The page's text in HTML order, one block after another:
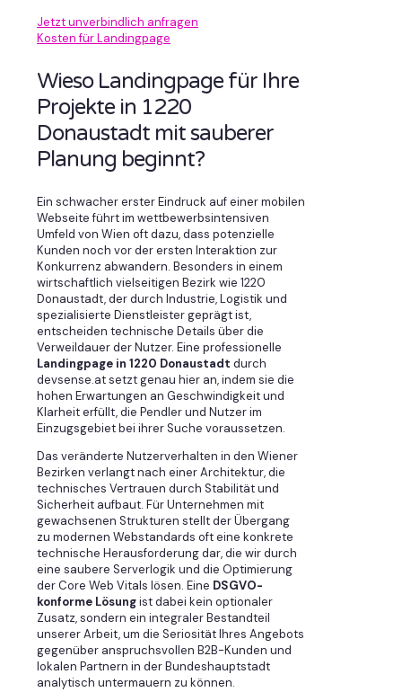
Jetzt unverbindlich anfragen
Kosten für Landingpage
Wieso Landingpage für Ihre
Projekte in 1220
Donaustadt mit sauberer
Planung beginnt?
Ein schwacher erster Eindruck auf einer mobilen
Webseite führt im wettbewerbsintensiven
Umfeld von Wien oft dazu, dass potenzielle
Kunden noch vor der ersten Interaktion zur
Konkurrenz abwandern. Besonders in einem
wirtschaftlich vielseitigen Bezirk wie 1220
Donaustadt, der durch Industrie, Logistik und
spezialisierte Dienstleister geprägt ist,
entscheiden technische Details über die
Verweildauer der Nutzer. Eine professionelle
Landingpage in 1220 Donaustadt durch
devsense.at setzt genau hier an, indem sie die
hohen Erwartungen an Geschwindigkeit und
Klarheit erfüllt, die Pendler und Nutzer im
Einzugsgebiet bei ihrer Suche voraussetzen.
Das veränderte Nutzerverhalten in den Wiener
Bezirken verlangt nach einer Architektur, die
technisches Vertrauen durch Stabilität und
Sicherheit aufbaut. Für Unternehmen mit
gewachsenen Strukturen stellt der Übergang
zu modernen Webstandards oft eine konkrete
technische Herausforderung dar, die wir durch
eine saubere Serverlogik und die Optimierung
der Core Web Vitals lösen. Eine DSGVO-
konforme Lösungist dabei kein optionaler
Zusatz, sondern ein integraler Bestandteil
unserer Arbeit, um die Seriosität Ihres Angebots
gegenüber anspruchsvollen B2B-Kunden und
lokalen Partnern in der Bundeshauptstadt
analytisch untermauern zu können.